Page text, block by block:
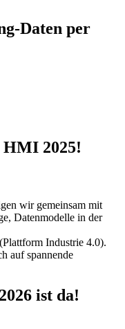
Daten per
2025!
wir gemeinsam mit
Datenmodelle in der
Industrie 4.0).
auf spannende
ist da!